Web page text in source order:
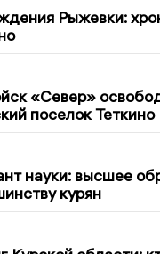
Рыжевки:
«Север»
поселок Теткино
науки: высшее
курян